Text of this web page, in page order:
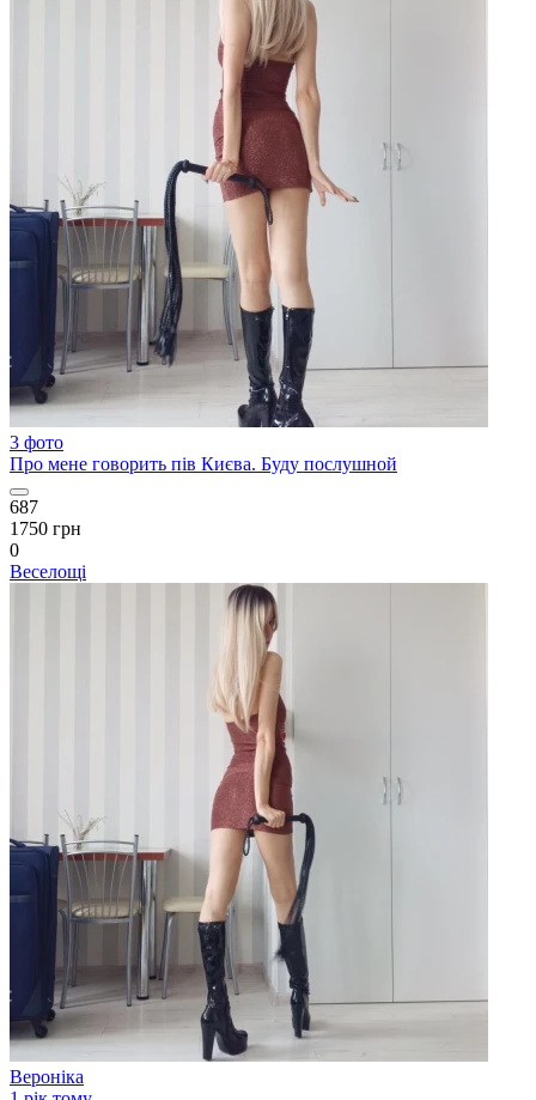
3 фото
Про мене говорить пів Києва. Буду послушной
687
1750 грн
0
Веселощі
Вероніка